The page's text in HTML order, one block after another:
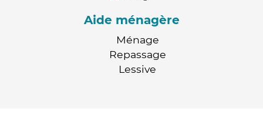
Aide ménagère
Ménage
Repassage
Lessive